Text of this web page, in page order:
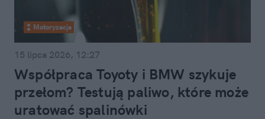
Motoryzacja
15 lipca 2026, 12:27
Współpraca Toyoty i BMW szykuje
przełom? Testują paliwo, które może
uratować spalinówki